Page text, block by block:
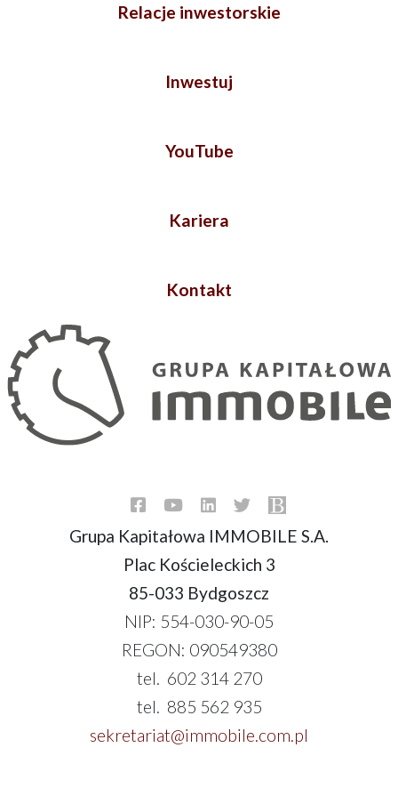
Relacje inwestorskie
Inwestuj
YouTube
Kariera
Kontakt
Grupa Kapitałowa IMMOBILE S.A.
Plac Kościeleckich 3
85-033 Bydgoszcz
NIP: 554-030-90-05
REGON: 090549380
tel. 602 314 270
tel. 885 562 935
sekretariat@immobile.com.pl